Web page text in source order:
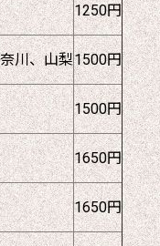
1250円
川、山梨1500円
1500円
1650円
1650円